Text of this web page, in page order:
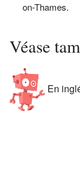
on-Thames.
Véase
En